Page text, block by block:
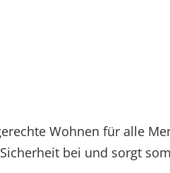
Wohnen für alle
bei und sorgt